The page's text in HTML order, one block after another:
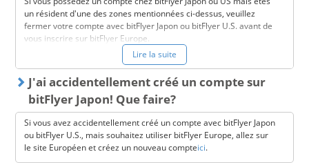
Nous vous conseillons de fournir et faire vérifier une pièce
d’identité et un justificatif de domicile pour passer Trade Pro,
et utiliser notre plateforme sans limites!
Et voilà, vous êtes maintenant enregistrés chez nous et prêts à
acheter des Bitcoins sur bitFlyer! Trois options s’offrent à vous
(consultez nos articles de blog pour en savoir plus):
Buy/Sell, pour acheter facilement des bitcoins avec des fonds
provenant d’un virement bancaire ou d'un dépôt PayPal.
Lightning , pour trader comme un pro!
Comment acheter du Bitcoin sur Buy/Sell ?
un résident d'une des zones mentionnées ci-dessus, veuillez
fermer votre compte avec bitFlyer Japon ou bitFlyer U.S. avant de
vous inscrire sur bitFlyer Europe.
Nous ne pourrons pas accepter votre compte européen avant la
clôture de votre compte japonais ou americain.
Pour clôturer votre compte chez bitFlyer Japon ou US, contactez le
Service Client de bitFlyer Europe et nous ils s'occuperont de la
clôture de compte. Une fois votre compte clôturé, vous pourrez
créer un compte chez bitFlyer Europe!
Lire la suite
J'ai accidentellement créé un compte sur
bitFlyer Japon! Que faire?
Si vous avez accidentellement créé un compte avec bitFlyer Japon
ou bitFlyer U.S., mais souhaitez utiliser bitFlyer Europe, allez sur
le site Européen et créez un nouveau compteici.